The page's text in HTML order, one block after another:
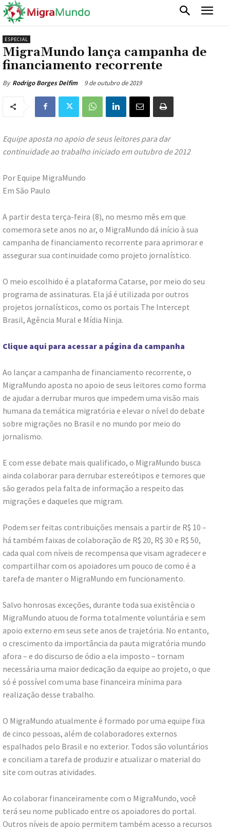
ESPECIAL
MigraMundo lança campanha de
financiamento recorrente
By Rodrigo Borges Delfim 9 de outubro de 2019
Equipe aposta no apoio de seus leitores para dar
continuidade ao trabalho iniciado em outubro de 2012
Por Equipe MigraMundo
Em São Paulo
A partir desta terça-feira (8), no mesmo mês em que
comemora sete anos no ar, o MigraMundo dá início à sua
campanha de financiamento recorrente para aprimorar e
assegurar sua continuidade como projeto jornalístico.​
O meio escolhido é a plataforma Catarse, por meio do seu
programa de assinaturas. Ela já é utilizada por outros
projetos jornalísticos, como os portais The Intercept
Brasil, Agência Mural e Mídia Ninja.​
Clique aqui para acessar a página da campanha
Ao lançar a campanha de financiamento recorrente, o
MigraMundo aposta no apoio de seus leitores como forma
de ajudar a derrubar muros que impedem uma visão mais
humana da temática migratória e elevar o nível do debate
sobre migrações no Brasil e no mundo por meio do
jornalismo.
E com esse debate mais qualificado, o MigraMundo busca
ainda colaborar para derrubar estereótipos e temores que
são gerados pela falta de informação a respeito das
migrações e daqueles que migram.​
Podem ser feitas contribuições mensais a partir de R$ 10 –
há também faixas de colaboração de R$ 20, R$ 30 e R$ 50,
cada qual com níveis de recompensa que visam agradecer e
compartilhar com os apoiadores um pouco de como é a
tarefa de manter o MigraMundo em funcionamento.​
Salvo honrosas exceções, durante toda sua existência o
MigraMundo atuou de forma totalmente voluntária e sem
apoio externo em seus sete anos de trajetória. No entanto,
o crescimento da importância da pauta migratória mundo
afora – e do discurso de ódio a ela imposto – tornam
necessária uma maior dedicação da equipe ao projeto, o que
só é possível com uma base financeira mínima para
realização desse trabalho.​
O MigraMundo atualmente é formado por uma equipe fixa
de cinco pessoas, além de colaboradores externos
espalhados pelo Brasil e no exterior. Todos são voluntários
e conciliam a tarefa de produzir e atualizar o material do
site com outras atividades.​
Ao colaborar financeiramente com o MigraMundo, você
terá seu nome publicado entre os apoiadores do portal.
Outros níveis de apoio permitem também acesso a recursos